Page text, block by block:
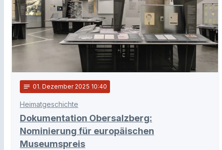
notes 01. Dezember 2025 10:40
Heimatgeschichte
Dokumentation Obersalzberg:
Nominierung für europäischen
Museumspreis